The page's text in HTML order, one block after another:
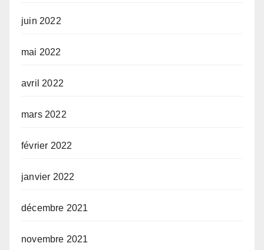
juin 2022
mai 2022
avril 2022
mars 2022
février 2022
janvier 2022
décembre 2021
novembre 2021